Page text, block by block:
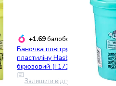
+1.69балобонусів
Баночка повітряного
пластиліну Hasbro Play-Doh,
бірюзовий (F1714)
Залишити відгук